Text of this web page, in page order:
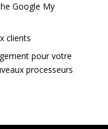
Google My
clients
pour votre
processeurs